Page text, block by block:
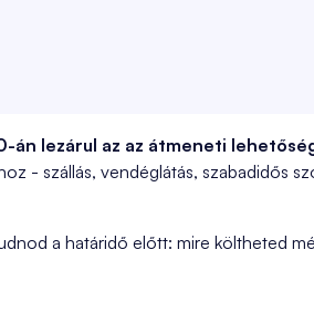
án lezárul az az átmeneti
- szállás, vendéglátás, szabadidős
a határidő előtt: mire költheted